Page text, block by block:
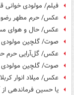
فیلم/ مولودی خوانی
عکس/ حرم مطهر
عکس/ حال و هوای
صوت/ گلچین
عکس/ گل‌آرایی حرم
صوت/ گلچین مولودی
عکس/ میلاد انوار کربلا
یا حسین فرماندهی